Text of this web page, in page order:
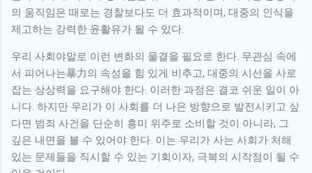
의 움직임은 때로는 경찰보다도 더 효과적이며, 대중의 인식을
제고하는 강력한 윤활유가 될 수 있다.
우리 사회야말로 이런 변화의 물결을 필요로 한다. 무관심 속에
서 피어나는暴力의 속성을 힘 있게 비추고, 대중의 시선을 사로
잡는 상상력을 요구해야 한다. 이러한 과정은 결코 쉬운 일이 아
니다. 하지만 우리가 이 사회를 더 나은 방향으로 발전시키고 싶
다면 범죄 사건을 단순히 흥미 위주로 소비할 것이 아니라, 그
깊은 내면을 볼 수 있어야 한다. 이는 우리가 사는 사회가 처해
있는 문제들을 직시할 수 있는 기회이자, 극복의 시작점이 될 수